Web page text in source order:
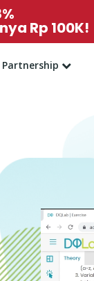
Rp 100K!
Partnership